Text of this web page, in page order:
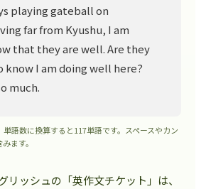
playing gateball on
far from Kyushu, I am
that they are well. Are they
know I am doing well here?
much.
語数に換算すると117単語です。スペースやカン
ます。
リッシュの「英作文チケット」は、